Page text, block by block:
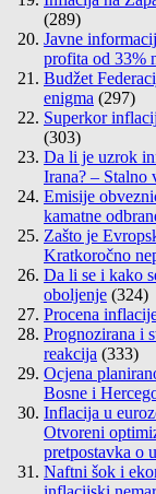
(289)
Javne
profita od 33%
Budžet
enigma (297)
Superkor
(303)
Da li je uzrok
Irana? – Stalno
Emisije
kamatne
Zašto je
Kratkoročno
Da li se i kako
oboljenje (324)
Procena
Prognozirana i
reakcija (333)
Ocjena
Bosne i
Inflacija u
Otvoreni
pretpostavka o
Naftni šok i